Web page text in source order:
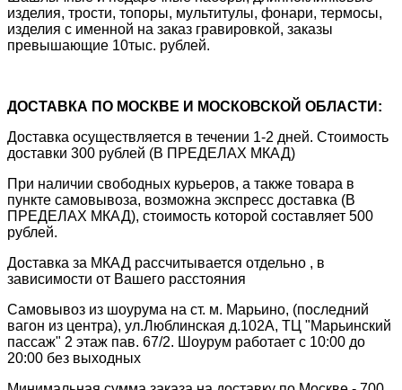
изделия, трости, топоры, мультитулы, фонари, термосы,
изделия с именной на заказ гравировкой, заказы
превышающие 10тыс. рублей.
ДОСТАВКА ПО МОСКВЕ И МОСКОВСКОЙ ОБЛАСТИ:
Доставка осуществляется в течении 1-2 дней. Стоимость
доставки 300 рублей (В ПРЕДЕЛАХ МКАД)
При наличии свободных курьеров, а также товара в
пункте самовывоза, возможна экспресс доставка (В
ПРЕДЕЛАХ МКАД), стоимость которой составляет 500
рублей.
Доставка за МКАД рассчитывается отдельно , в
зависимости от Вашего расстояния
Самовывоз из шоурума на ст. м. Марьино, (последний
вагон из центра), ул.Люблинская д.102А, ТЦ "Марьинский
пассаж" 2 этаж пав. 67/2. Шоурум работает с 10:00 до
20:00 без выходных